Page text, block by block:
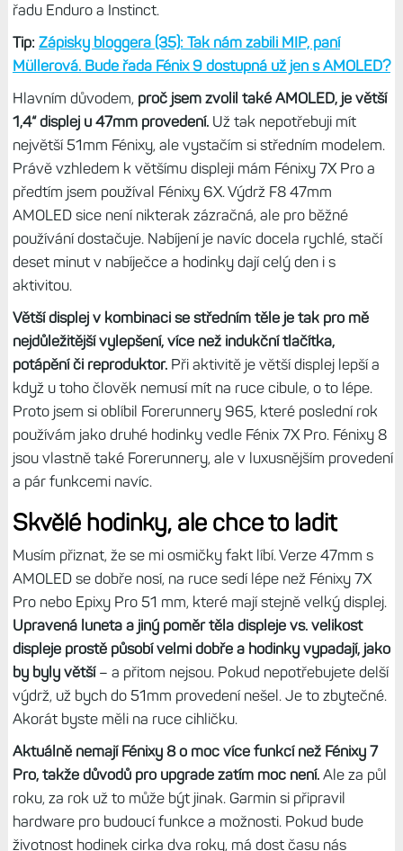
– neustále s nimi někde zadrhávám anebo bouchám o
futra dveří.
AMOLED hraje prim
Když jsem projížděl zahraniční recenze, hledal jsem
nějakou, kde by recenzent měl k dispozici solární model. A
nic. Všichni si vybrali Fénix 8 AMOLED. Tak jako já. Už to
samo o sobě vypovídá něco o tom, jaká je budoucnost
této řady.Počítám, že Fénix 9 už budeme mít jen s
AMOLEDa transreflexní displej MIP bude vyhrazen pro
řadu Enduro a Instinct.
Tip:Zápisky bloggera (35): Tak nám zabili MIP, paní
Müllerová. Bude řada Fénix 9 dostupná už jen s AMOLED?
Hlavním důvodem,proč jsem zvolil také AMOLED, je větší
1,4“ displej u 47mm provedení.Už tak nepotřebuji mít
největší 51mm Fénixy, ale vystačím si středním modelem.
Právě vzhledem k většímu displeji mám Fénixy 7X Pro a
předtím jsem používal Fénixy 6X. Výdrž F8 47mm
AMOLED sice není nikterak zázračná, ale pro běžné
používání dostačuje. Nabíjení je navíc docela rychlé, stačí
aktivitou.
Větší displej v kombinaci se středním těle je tak pro mě
nejdůležitější vylepšení, více než indukční tlačítka,
potápění či reproduktor. Při aktivitě je větší displej lepší a